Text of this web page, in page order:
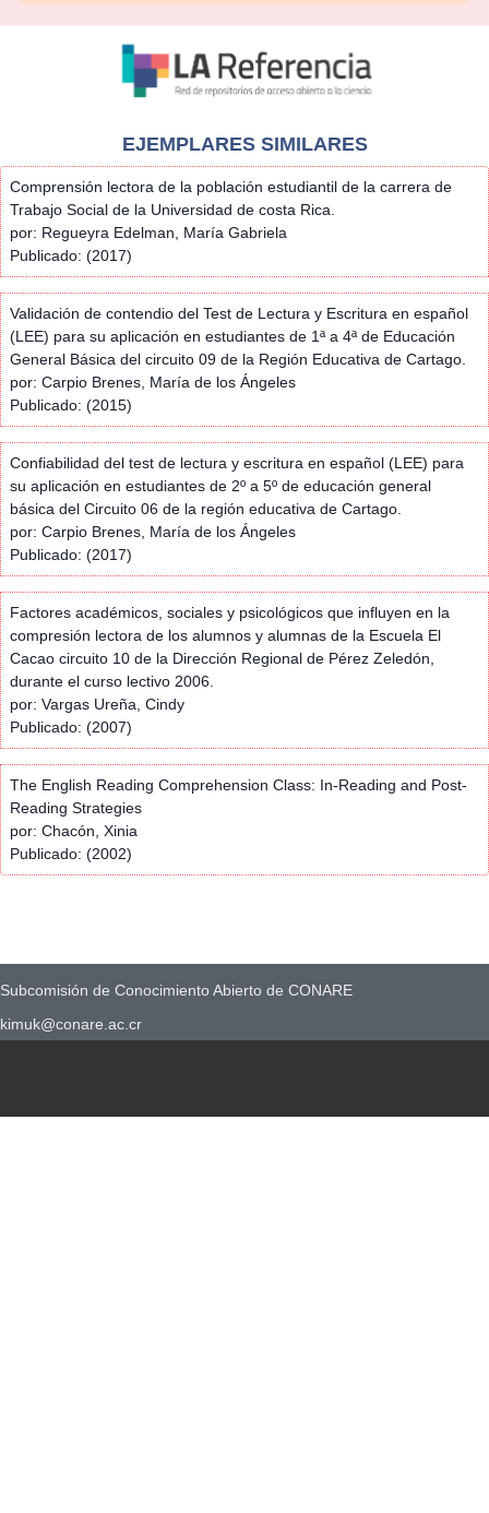
EJEMPLARES SIMILARES
Comprensión lectora de la población estudiantil de la carrera de
Trabajo Social de la Universidad de costa Rica.
por: Regueyra Edelman, María Gabriela
Publicado: (2017)
Validación de contendio del Test de Lectura y Escritura en español
(LEE) para su aplicación en estudiantes de 1ª a 4ª de Educación
General Básica del circuito 09 de la Región Educativa de Cartago.
por: Carpio Brenes, María de los Ángeles
Publicado: (2015)
Confiabilidad del test de lectura y escritura en español (LEE) para
su aplicación en estudiantes de 2º a 5º de educación general
básica del Circuito 06 de la región educativa de Cartago.
por: Carpio Brenes, María de los Ángeles
Publicado: (2017)
Factores académicos, sociales y psicológicos que influyen en la
compresión lectora de los alumnos y alumnas de la Escuela El
Cacao circuito 10 de la Dirección Regional de Pérez Zeledón,
durante el curso lectivo 2006.
por: Vargas Ureña, Cindy
Publicado: (2007)
The English Reading Comprehension Class: In-Reading and Post-
Reading Strategies
por: Chacón, Xinia
Publicado: (2002)
Subcomisión de Conocimiento Abierto de CONARE
kimuk@conare.ac.cr